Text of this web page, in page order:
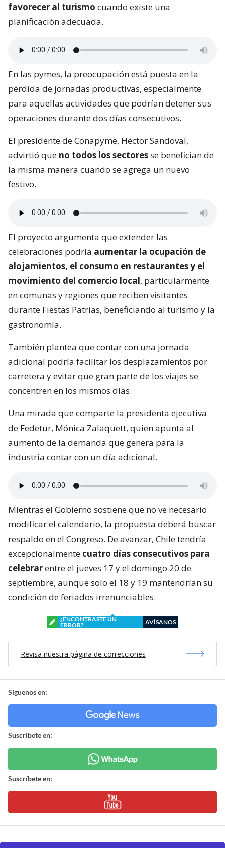
favorecer al turismo cuando existe una
planificación adecuada.
En las pymes, la preocupación está puesta en la
pérdida de jornadas productivas, especialmente
para aquellas actividades que podrían detener sus
operaciones durante dos días consecutivos.
El presidente de Conapyme, Héctor Sandoval,
advirtió que no todos los sectoresse benefician de
la misma manera cuando se agrega un nuevo
festivo.
El proyecto argumenta que extender las
celebraciones podría aumentar la ocupación de
alojamientos, el consumo en restaurantes y el
movimiento del comercio local, particularmente
en comunas y regiones que reciben visitantes
durante Fiestas Patrias, beneficiando al turismo y la
gastronomía.
También plantea que contar con una jornada
adicional podría facilitar los desplazamientos por
carretera y evitar que gran parte de los viajes se
concentren en los mismos días.
Una mirada que comparte la presidenta ejecutiva
de Fedetur, Mónica Zalaquett, quien apunta al
aumento de la demanda que genera para la
industria contar con un día adicional.
Mientras el Gobierno sostiene que no ve necesario
modificar el calendario, la propuesta deberá buscar
respaldo en el Congreso. De avanzar, Chile tendría
excepcionalmente cuatro días consecutivos para
celebrarentre el jueves 17 y el domingo 20 de
septiembre, aunque solo el 18 y 19 mantendrían su
condición de feriados irrenunciables.
¿ENCONTRASTE UN
ERROR?
AVÍSANOS
Revisa nuestra página de correcciones
Síguenos en:
Suscríbete en:
Suscríbete en: